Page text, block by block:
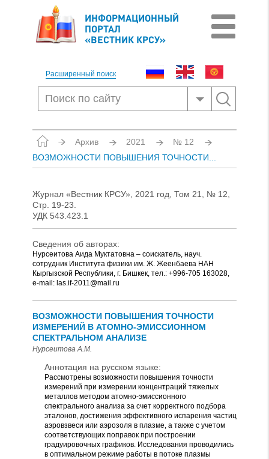
ИНФОРМАЦИОННЫЙ
ПОРТАЛ
«ВЕСТНИК КРСУ»
Расширенный поиск
Архив 2021
№ 12
ВОЗМОЖНОСТИ ПОВЫШЕНИЯ ТОЧНОСТИ...
Журнал «Вестник КРСУ», 2021 год, Том 21, № 12,
Стр. 19-23.
УДК 543.423.1
Сведения об авторах:
Нурсеитова Аида Муктатовна – соискатель, науч.
сотрудник Института физики им. Ж. Жеенбаева НАН
Кыргызской Республики, г. Бишкек, тел.: +996-705 163028,
е-mail: las.if-2011@mail.ru
ВОЗМОЖНОСТИ ПОВЫШЕНИЯ ТОЧНОСТИ
ИЗМЕРЕНИЙ В АТОМНО-ЭМИССИОННОМ
СПЕКТРАЛЬНОМ АНАЛИЗЕ
Нурсеитова А.М.
Аннотация на русском языке:
Рассмотрены возможности повышения точности
измерений при измерении концентраций тяжелых
металлов методом атомно-эмиссионного
спектрального анализа за счет корректного подбора
эталонов, достижения эффективного испарения частиц
аэровзвеси или аэрозоля в плазме, а также с учетом
соответствующих поправок при построении
градуировочных графиков. Исследования проводились
в оптимальном режиме работы в потоке плазмы